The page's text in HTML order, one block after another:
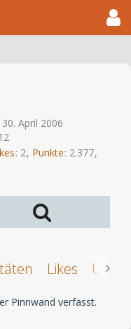
April 2006
2 Punkte 2.377
Likes Über
Pinnwand verfasst.